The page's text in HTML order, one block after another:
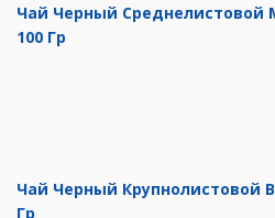
Чай Черный Среднелистовой
100 Гр
Чай Черный Крупнолистовой
Гр